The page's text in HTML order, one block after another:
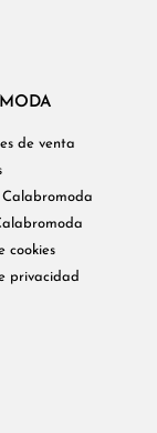
de venta
Calabromoda
cookies
privacidad